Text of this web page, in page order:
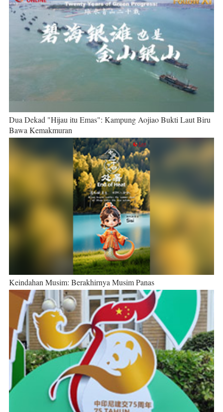
Dua Dekad "Hijau itu Emas": Kampung Aojiao Bukti Laut Biru
Bawa Kemakmuran
Keindahan Musim: Berakhirnya Musim Panas